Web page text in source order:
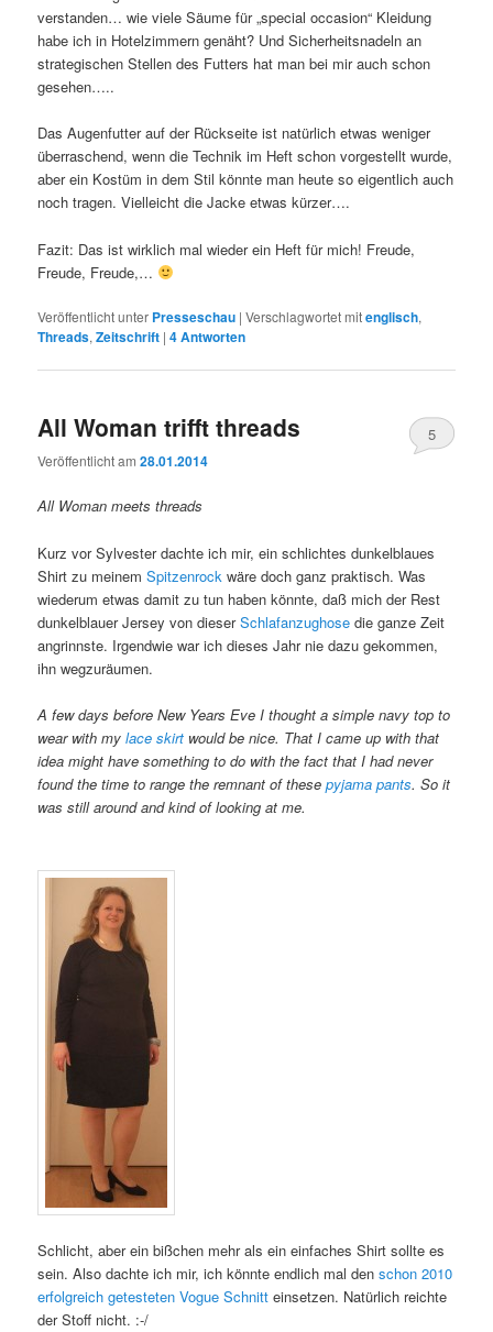
verstanden… wie viele Säume für „special occasion“ Kleidung
habe ich in Hotelzimmern genäht? Und Sicherheitsnadeln an
strategischen Stellen des Futters hat man bei mir auch schon
gesehen…..
Das Augenfutter auf der Rückseite ist natürlich etwas weniger
überraschend, wenn die Technik im Heft schon vorgestellt wurde,
aber ein Kostüm in dem Stil könnte man heute so eigentlich auch
noch tragen. Vielleicht die Jacke etwas kürzer….
Fazit: Das ist wirklich mal wieder ein Heft für mich! Freude,
Freude, Freude,…
Veröffentlicht unter Presseschau |Verschlagwortet mitenglisch,
Threads,Zeitschrift |4Antworten
All Woman trifft threads
Veröffentlicht am28.01.2014
5
All Woman meets threads
Kurz vor Sylvester dachte ich mir, ein schlichtes dunkelblaues
Shirt zu meinemSpitzenrock wäre doch ganz praktisch. Was
wiederum etwas damit zu tun haben könnte, daß mich der Rest
dunkelblauer Jersey von dieserSchlafanzughose die ganze Zeit
angrinnste. Irgendwie war ich dieses Jahr nie dazu gekommen,
ihn wegzuräumen.
A few days before New Years Eve I thought a simple navy top to
wear with mylace skirt would be nice. That I came up with that
idea might have something to do with the fact that I had never
found the time to range the remnant of thesepyjama pants. So it
was still around and kind of looking at me.
Schlicht, aber ein bißchen mehr als ein einfaches Shirt sollte es
sein. Also dachte ich mir, ich könnte endlich mal denschon 2010
erfolgreich getesteten Vogue Schnitt einsetzen. Natürlich reichte
der Stoff nicht. :-/